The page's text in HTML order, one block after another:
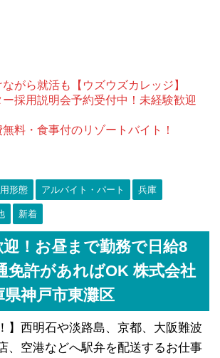
がら就活も【ウズウズカレッジ】
採用説明会予約受付中！未経験歓迎
料・食事付のリゾートバイト！
形態 アルバイト・パート 兵庫
新着
！お昼まで勤務で日給8
免許があればOK 株式会社
県神戸市東灘区
】西明石や淡路島、京都、大阪難波
、空港などへ駅弁を配送するお仕事